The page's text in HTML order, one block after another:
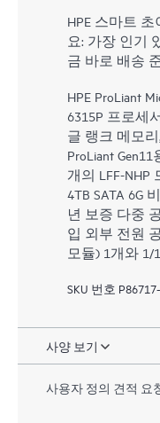
HPE 스마트
요: 가장 인기
금 바로 배송
HPE ProLiant
6315P 프로세
글 랭크 메모리
ProLiant
개의 LFF-NHP
4TB SATA 6G
년 보증 다중
입 외부 전원
모듈) 1개와 1/
SKU 번호
사양 보기
사용자 정의 견적 요